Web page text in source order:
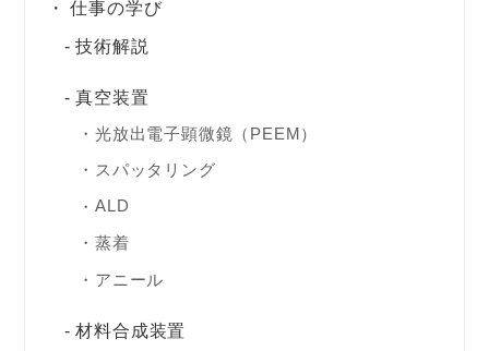
仕事の学び
技術解説
真空装置
光放出電子顕微鏡（PEEM）
スパッタリング
ALD
蒸着
アニール
材料合成装置